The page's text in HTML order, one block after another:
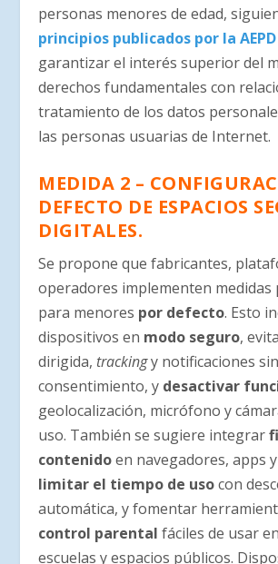
personas menores de edad,
principios publicados por la AEPD
garantizar el interés superior del
derechos fundamentales con
tratamiento de los datos
las personas usuarias de Internet.
MEDIDA 2 –
DEFECTO DE ESPACIOS
DIGITALES.
Se propone que fabricantes,
operadores implementen
para menores por defecto. Esto
dispositivos en modo seguro,
dirigida, trackingy notificaciones sin
consentimiento, y desactivar
geolocalización, micrófono y
uso. También se sugiere integrar
contenidoen navegadores, apps
limitar el tiempo de usocon
automática, y fomentar
control parental fáciles de usar
escuelas y espacios públicos.